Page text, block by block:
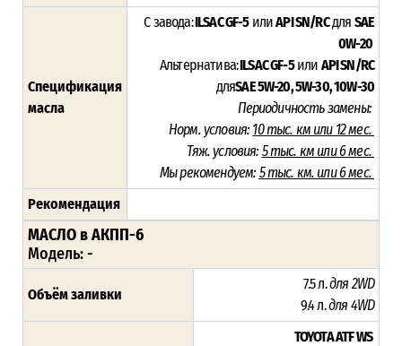
Спецификация
масла
С завода:ILSAC GF-5илиAPI SN/RCдля SAE
0W-20
Альтернатива:ILSAC GF-5или API SN/RC
дляSAE 5W-20, 5W-30, 10W-30
Периодичность замены:
Норм. условия: 10 тыс. км или 12 мес.
Тяж. условия: 5 тыс. км или 6 мес.
Мы рекомендуем: 5 тыс. км. или 6 мес.
Рекомендация
МАСЛО в АКПП-6
Модель: -
Объём заливки
7.5 л.для 2WD
9.4 л.для 4WD
TOYOTA ATF WS